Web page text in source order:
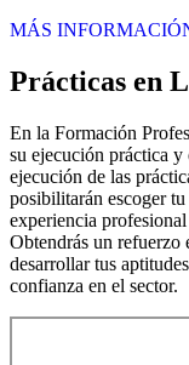
MÁS
Prácticas en
En la Formación
su ejecución práctica
ejecución de las
posibilitarán escoger
experiencia
Obtendrás un refuerzo
desarrollar tus
confianza en el sector.